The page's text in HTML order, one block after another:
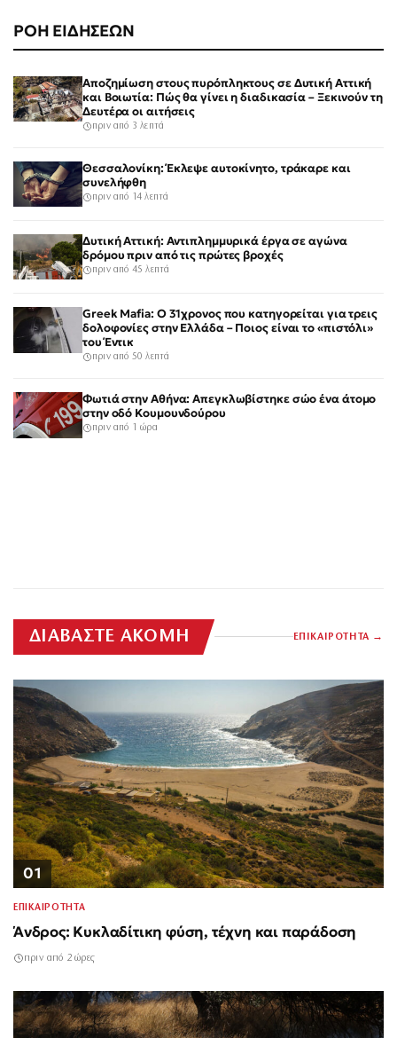
ΡΟΗ ΕΙΔΗΣΕΩΝ
Αποζημίωση στους πυρόπληκτους σε Δυτική Αττική
και Βοιωτία: Πώς θα γίνει η διαδικασία – Ξεκινούν τη
Δευτέρα οι αιτήσεις
πριν από 3 λεπτά
Θεσσαλονίκη: Έκλεψε αυτοκίνητο, τράκαρε και
συνελήφθη
πριν από 14 λεπτά
Δυτική Αττική: Αντιπλημμυρικά έργα σε αγώνα
δρόμου πριν από τις πρώτες βροχές
πριν από 45 λεπτά
Greek Mafia: Ο 31χρονος που κατηγορείται για τρεις
δολοφονίες στην Ελλάδα – Ποιος είναι το «πιστόλι»
του Έντικ
πριν από 50 λεπτά
Φωτιά στην Αθήνα: Απεγκλωβίστηκε σώο ένα άτομο
στην οδό Κουμουνδούρου
πριν από 1 ώρα
ΔΙΑΒΑΣΤΕ ΑΚΟΜΗ ΕΠΙΚΑΙΡΟΤΗΤΑ
01
ΕΠΙΚΑΙΡΟΤΗΤΑ
Άνδρος: Κυκλαδίτικη φύση, τέχνη και παράδοση
πριν από 2 ώρες